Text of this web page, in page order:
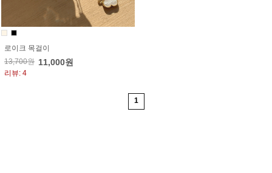
로이크 목걸이
13,700원 11,000원
리뷰: 4
1